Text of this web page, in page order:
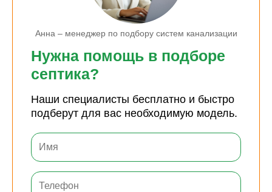
Анна – менеджер по подбору систем канализации
Нужна помощь в подборе
септика?
Наши специалисты бесплатно и быстро
подберут для вас необходимую модель.